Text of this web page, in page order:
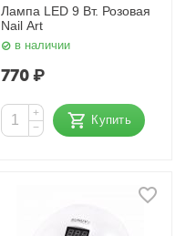
Лампа LED 9 Вт. Розовая
Nail Art
в наличии
770₽
+
−
Купить